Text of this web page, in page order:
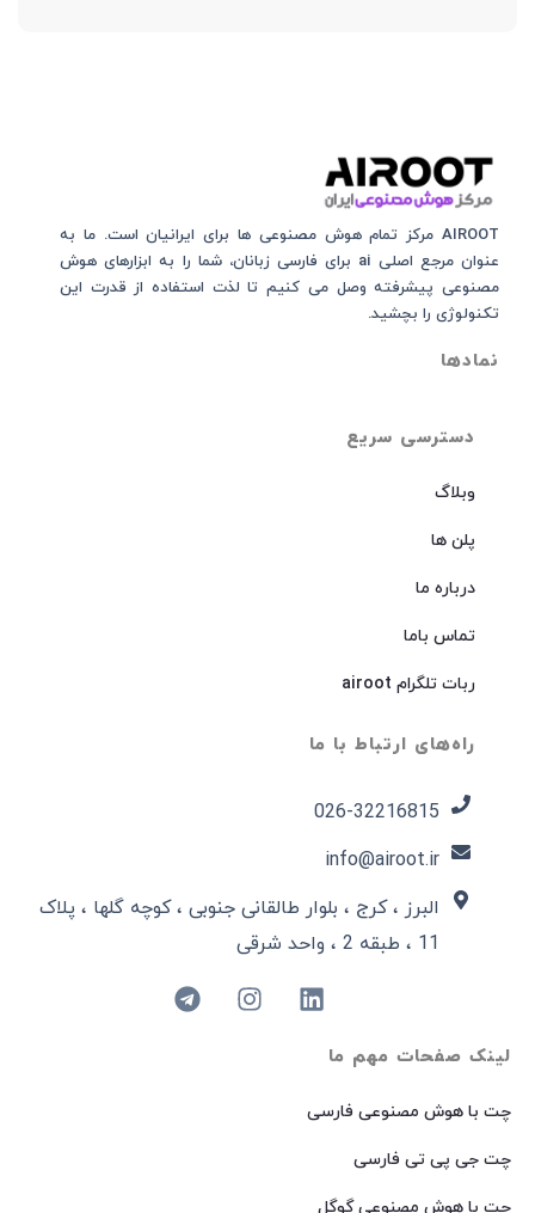
لینک صفحات مهم ما
چت با هوش مصنوعی فارسی
چت جی پی تی فارسی
چت با هوش مصنوعی گوگل
دسترسی سریع
وبلاگ
پلن ها
درباره ما
تماس باما
ربات تلگرام airoot
راه‌های ارتباط با ما
026-32216815​
info@airoot.ir
البرز ، کرج ، بلوار طالقانی جنوبی ، کوچه گلها ، پلاک
11 ، طبقه 2 ، واحد شرقی
AIROOT مرکز تمام هوش مصنوعی‌‌‌ ها برای ایرانیان است. ما به
عنوان مرجع اصلی ai برای فارسی زبانان، شما را به ابزارهای هوش
مصنوعی پیشرفته وصل می کنیم تا لذت استفاده از قدرت این
تکنولوژی را بچشید.
نمادها